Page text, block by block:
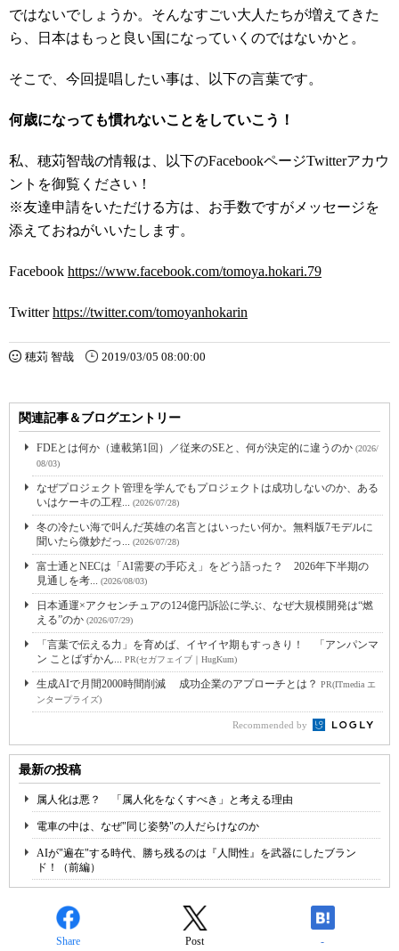
ではないでしょうか。そんなすごい大人たちが増えてきた
ら、日本はもっと良い国になっていくのではないかと。
そこで、今回提唱したい事は、以下の言葉です。
何歳になっても慣れないことをしていこう！
私、穂苅智哉の情報は、以下のFacebookページTwitterアカウ
ントを御覧ください！
※友達申請をいただける方は、お手数ですがメッセージを
添えておねがいいたします。
Facebook https://www.facebook.com/tomoya.hokari.79
Twitterhttps://twitter.com/tomoyanhokarin
穂苅 智哉 2019/03/05 08:00:00
関連記事＆ブログエントリー
FDEとは何か（連載第1回）／従来のSEと、何が決定的に違うのか (2026/
08/03)
なぜプロジェクト管理を学んでもプロジェクトは成功しないのか、ある
いはケーキの工程... (2026/07/28)
冬の冷たい海で叫んだ英雄の名言とはいったい何か。無料版7モデルに
聞いたら微妙だっ... (2026/07/28)
富士通とNECは「AI需要の手応え」をどう語った？ 2026年下半期の
見通しを考... (2026/08/03)
日本通運×アクセンチュアの124億円訴訟に学ぶ、なぜ大規模開発は“燃
える”のか (2026/07/29)
「言葉で伝える力」を育めば、イヤイヤ期もすっきり！ 「アンパンマ
ン ことばずかん... PR(セガフェイブ｜HugKum)
生成AIで月間2000時間削減 成功企業のアプローチとは？ PR(ITmedia エ
ンタープライズ)
Recommended by
最新の投稿
属人化は悪？ 「属人化をなくすべき」と考える理由
電車の中は、なぜ"同じ姿勢"の人だらけなのか
AIが"遍在"する時代、勝ち残るのは『人間性』を武器にしたブラン
ド！（前編）
Share Post -